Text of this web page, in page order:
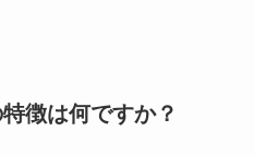
徴は何ですか？